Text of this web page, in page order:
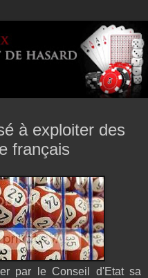
à exploiter des
français
par le Conseil d'Etat sa